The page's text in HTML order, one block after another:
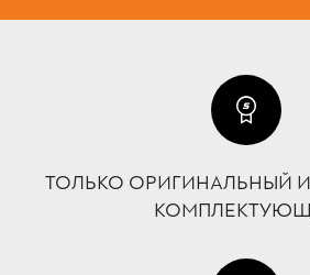
ТОЛЬКО ОРИГИНАЛЬНЫЙ